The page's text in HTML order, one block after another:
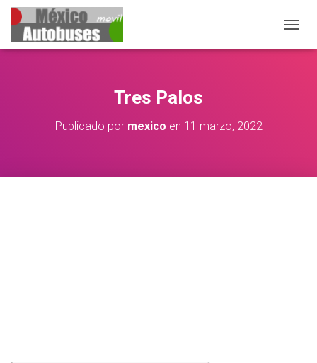
Tres Palos
Publicado por mexico en 11 marzo, 2022